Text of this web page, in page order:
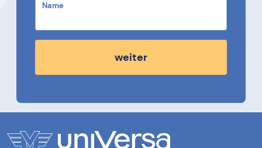
Name
weiter